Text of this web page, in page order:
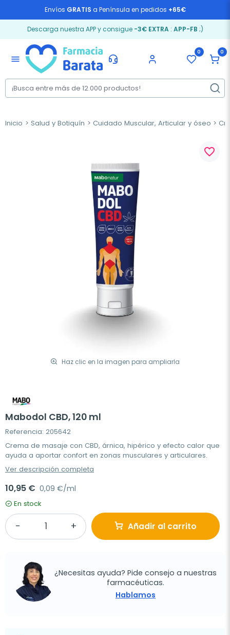
Envíos GRATIS a Península en pedidos +65€
Descarga nuestra APP y consigue -3€ EXTRA: APP-FB ;)
menu
0 0
Inicio Salud y Botiquín Cuidado Muscular, Articular y óseo
Haz clic en la imagen para ampliarla
favorite_border
Mabodol CBD, 120 ml
Referencia: 205642
Crema de masaje con CBD, árnica, hipérico y efecto calor que
ayuda a aportar confort en zonas musculares y articulares.
Ver descripción completa
10,95 € 0,09 €/ml
En stock
Añadir al carrito
¿Necesitas ayuda? Pide consejo a nuestras
farmacéuticas.
Hablamos